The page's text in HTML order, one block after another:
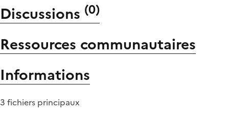
Discussions (0)
Ressources communautaires
Informations
3 fichiers principaux